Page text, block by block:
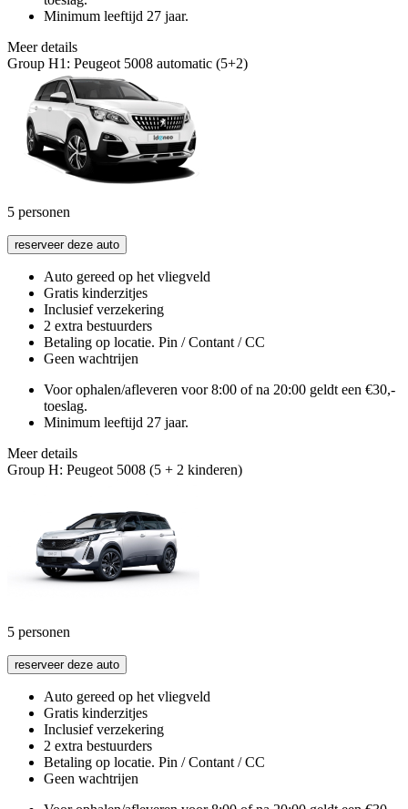
Minimum leeftijd 27 jaar.
Meer details
Group H1: Peugeot 5008 automatic (5+2)
5 personen
reserveer deze auto
Auto gereed op het vliegveld
Gratis kinderzitjes
Inclusief verzekering
2 extra bestuurders
Betaling op locatie. Pin / Contant / CC
Geen wachtrijen
Voor ophalen/afleveren voor 8:00 of na 20:00 geldt een €30,-
toeslag.
Minimum leeftijd 27 jaar.
Meer details
Group H: Peugeot 5008 (5 + 2 kinderen)
5 personen
reserveer deze auto
Auto gereed op het vliegveld
Gratis kinderzitjes
Inclusief verzekering
2 extra bestuurders
Betaling op locatie. Pin / Contant / CC
Geen wachtrijen